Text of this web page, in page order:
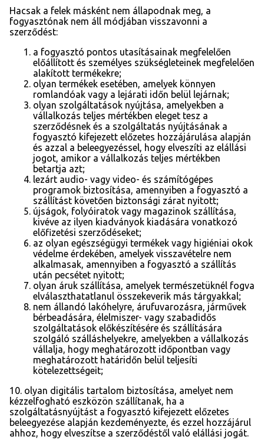
Hacsak a felek másként nem állapodnak meg, a
fogyasztónak nem áll módjában visszavonni a
szerződést:
a fogyasztó pontos utasításainak megfelelően
előállított és személyes szükségleteinek megfelelően
alakított termékekre;
olyan termékek esetében, amelyek könnyen
romlandóak vagy a lejárati időn belül lejárnak;
olyan szolgáltatások nyújtása, amelyekben a
vállalkozás teljes mértékben eleget tesz a
szerződésnek és a szolgáltatás nyújtásának a
fogyasztó kifejezett előzetes hozzájárulása alapján
és azzal a beleegyezéssel, hogy elveszíti az elállási
jogot, amikor a vállalkozás teljes mértékben
betartja azt;
lezárt audio- vagy video- és számítógépes
programok biztosítása, amennyiben a fogyasztó a
szállítást követően biztonsági zárat nyitott;
újságok, folyóiratok vagy magazinok szállítása,
kivéve az ilyen kiadványok kiadására vonatkozó
előfizetési szerződéseket;
az olyan egészségügyi termékek vagy higiéniai okok
védelme érdekében, amelyek visszavételre nem
alkalmasak, amennyiben a fogyasztó a szállítás
után pecsétet nyitott;
olyan áruk szállítása, amelyek természetüknél fogva
elválaszthatatlanul összekeverik más tárgyakkal;
nem állandó lakóhelyre, árufuvarozásra, járművek
bérbeadására, élelmiszer- vagy szabadidős
szolgáltatások előkészítésére és szállítására
szolgáló szálláshelyekre, amelyekben a vállalkozás
vállalja, hogy meghatározott időpontban vagy
meghatározott határidőn belül teljesíti
kötelezettségeit;
10. olyan digitális tartalom biztosítása, amelyet nem
kézzelfogható eszközön szállítanak, ha a
szolgáltatásnyújtást a fogyasztó kifejezett előzetes
beleegyezése alapján kezdeményezte, és ezzel hozzájárul
ahhoz, hogy elveszítse a szerződéstől való elállási jogát.